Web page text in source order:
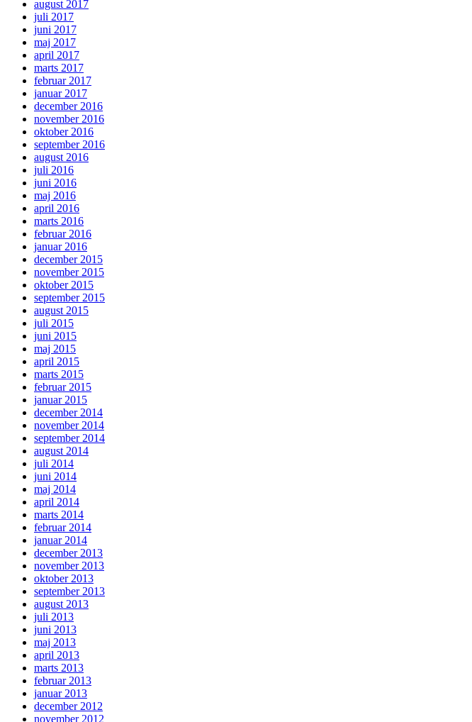
august 2017
juli 2017
juni 2017
maj 2017
april 2017
marts 2017
februar 2017
januar 2017
december 2016
november 2016
oktober 2016
september 2016
august 2016
juli 2016
juni 2016
maj 2016
april 2016
marts 2016
februar 2016
januar 2016
december 2015
november 2015
oktober 2015
september 2015
august 2015
juli 2015
juni 2015
maj 2015
april 2015
marts 2015
februar 2015
januar 2015
december 2014
november 2014
september 2014
august 2014
juli 2014
juni 2014
maj 2014
april 2014
marts 2014
februar 2014
januar 2014
december 2013
november 2013
oktober 2013
september 2013
august 2013
juli 2013
juni 2013
maj 2013
april 2013
marts 2013
februar 2013
januar 2013
december 2012
november 2012